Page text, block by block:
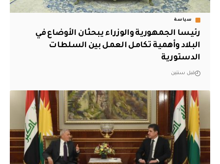
سياسة
رئيسا الجمهورية والوزراء يبحثان الأوضاع في
البلاد وأهمية تكامل العمل بين السلطات
الدستورية
قبل سنتين